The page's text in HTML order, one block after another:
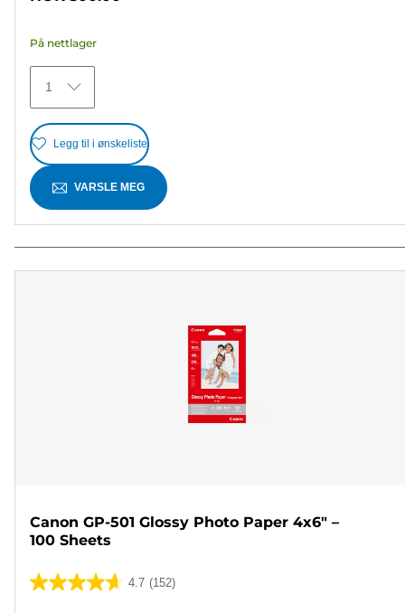
5
372
omtaler
På nettlager
1
Legg til i ønskeliste
VARSLE MEG
Canon GP-501 Glossy Photo Paper 4x6" –
100 Sheets
4.7 (152)
4.7